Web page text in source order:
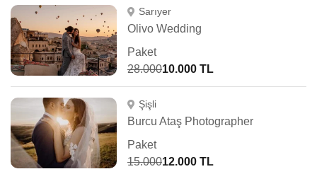
Sarıyer
Olivo Wedding
Paket
28.00010.000 TL
Şişli
Burcu Ataş Photographer
Paket
15.00012.000 TL